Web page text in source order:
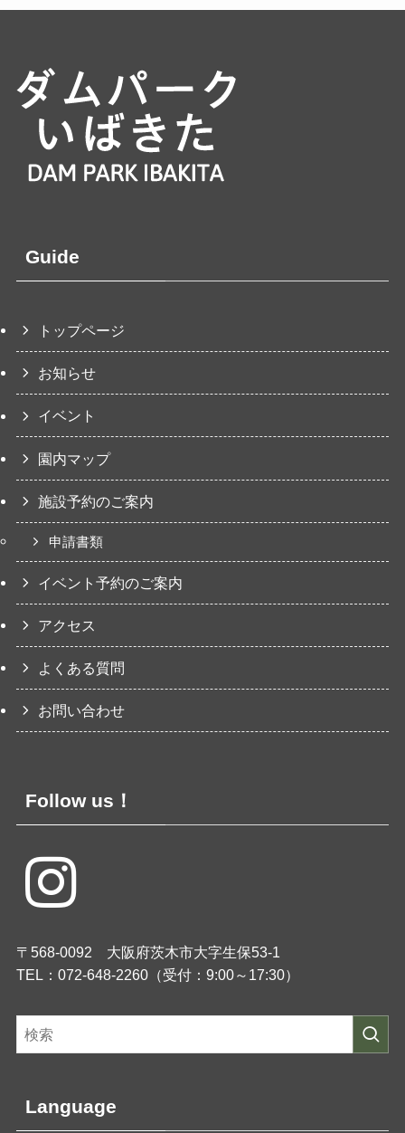
Guide
トップページ
お知らせ
イベント
園内マップ
施設予約のご案内
申請書類
イベント予約のご案内
アクセス
よくある質問
お問い合わせ
Follow us！
〒568-0092 大阪府茨木市大字生保53-1
TEL：072-648-2260（受付：9:00～17:30）
Language